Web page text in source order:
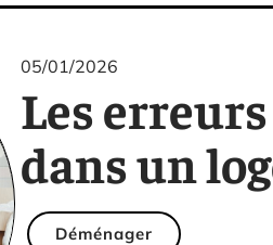
05/01/2026
Les
dans un
Déménager